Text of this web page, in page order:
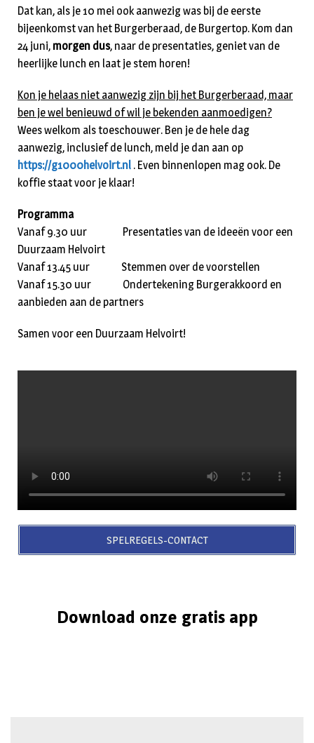
Dat kan, als je 10 mei ook aanwezig was bij de eerste
bijeenkomst van het Burgerberaad, de Burgertop. Kom dan
24 juni, morgen dus, naar de presentaties, geniet van de
heerlijke lunch en laat je stem horen!
Kon je helaas niet aanwezig zijn bij het Burgerberaad, maar
ben je wel benieuwd of wil je bekenden aanmoedigen?
Wees welkom als toeschouwer. Ben je de hele dag
aanwezig, inclusief de lunch, meld je dan aan op
https://g1000helvoirt.nl . Even binnenlopen mag ook. De
koffie staat voor je klaar!
Programma
Vanaf 9.30 uur Presentaties van de ideeën voor een
Duurzaam Helvoirt
Vanaf 13.45 uur Stemmen over de voorstellen
Vanaf 15.30 uur Ondertekening Burgerakkoord en
aanbieden aan de partners
Samen voor een Duurzaam Helvoirt!
SPELREGELS-CONTACT
Download onze gratis app